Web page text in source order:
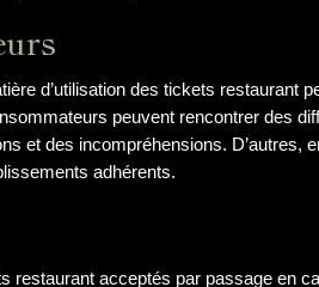
d’utilisation des tickets restaurant
peuvent rencontrer des
et des incompréhensions. D’autres,
adhérents.
restaurant acceptés par passage en